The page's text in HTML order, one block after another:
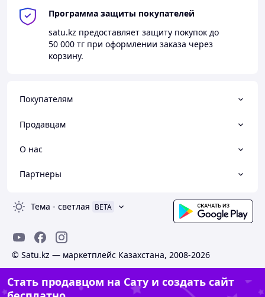
Программа защиты покупателей
satu.kz предоставляет защиту покупок до
50 000 тг при оформлении заказа через
корзину.
Покупателям
Продавцам
О нас
Партнеры
Тема - светлая BETA
© Satu.kz — маркетплейс Казахстана, 2008-2026
Стать продавцом на Сату и создать сайт